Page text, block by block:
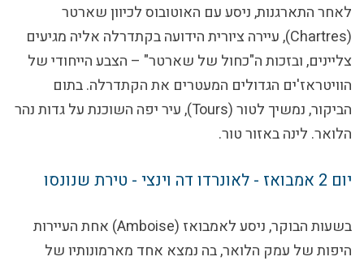
לאחר התארגנות, ניסע עם האוטובוס לכיוון שארטר
(Chartres), עיירה ציורית הידועה בקתדרלה אליה מגיעים
צליינים, ובזכות ה"כחול של שארטר" – הצבע הייחודי של
הוויטראז'ים הגדולים המעטרים את הקתדרלה. בתום
הביקור, נמשיך לטור (Tours), עיר יפה השוכנת על גדות נהר
הלואר. לינה באזור טור.
יום 2 אמבואז - לאונרדו דה וינצי - טירת שנונסו
בשעות הבוקר, ניסע לאמבואז (Amboise) אחת העיירות
היפות של עמק הלואר, בה נמצא אחד מארמונותיו של